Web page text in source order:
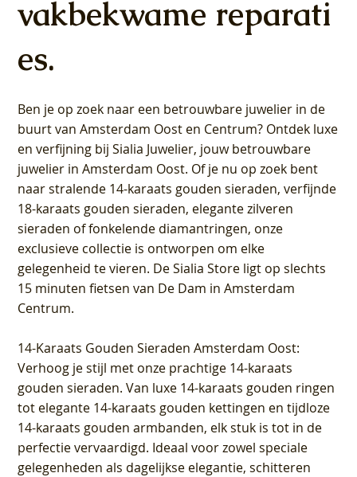
vakbekwame reparati
es.
Ben je op zoek naar een betrouwbare juwelier in de
buurt van Amsterdam Oost en Centrum? Ontdek luxe
en verfijning bij Sialia Juwelier, jouw betrouwbare
juwelier in Amsterdam Oost. Of je nu op zoek bent
naar stralende 14-karaats gouden sieraden, verfijnde
18-karaats gouden sieraden, elegante zilveren
sieraden of fonkelende diamantringen, onze
exclusieve collectie is ontworpen om elke
gelegenheid te vieren. De Sialia Store ligt op slechts
15 minuten fietsen van De Dam in Amsterdam
Centrum.
14-Karaats Gouden Sieraden Amsterdam Oost:
Verhoog je stijl met onze prachtige 14-karaats
gouden sieraden. Van luxe 14-karaats gouden ringen
tot elegante 14-karaats gouden kettingen en tijdloze
14-karaats gouden armbanden, elk stuk is tot in de
perfectie vervaardigd. Ideaal voor zowel speciale
gelegenheden als dagelijkse elegantie, schitteren